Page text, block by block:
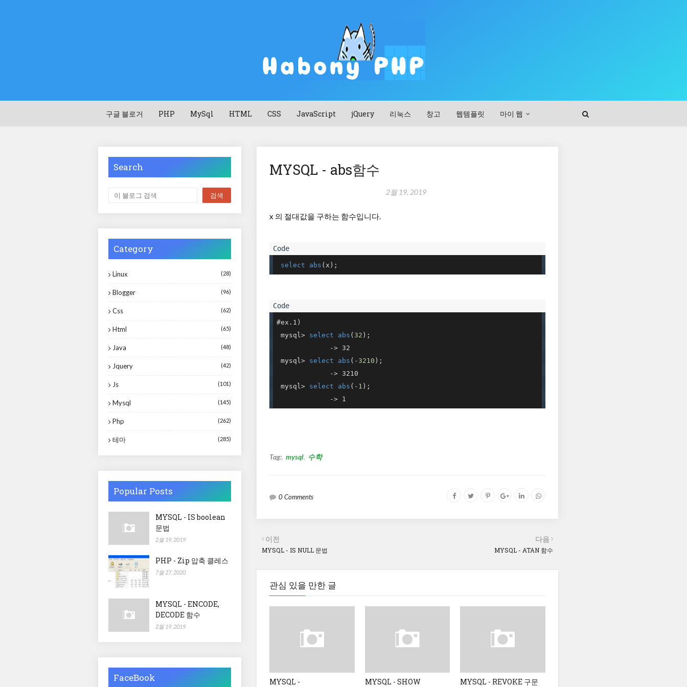
구글 블로거 PHP MySql HTML CSS JavaScript jQuery 리눅스 창고 웹템플릿 마이 웹
MYSQL - abs함수
2월 19, 2019
x 의 절대값을 구하는 함수입니다.
select abs (x);
#ex.1)
mysql> select abs ( 32 );
             -> 32
mysql> select abs ( -3210 );
             -> 3210
mysql> select abs ( -1 );
             -> 1
Tag: mysql 수학
0 Comments
다음
MYSQL - ATAN 함수
이전
MYSQL - IS NULL 문법
관심 있을 만한 글
MYSQL -
MYSQL - SHOW
MYSQL - REVOKE 구문
Search
Category
Linux (28)
Blogger (96)
Css (62)
Html (65)
Java (48)
Jquery (42)
Js (101)
Mysql (145)
Php (262)
테마 (285)
Popular Posts
MYSQL - IS boolean
문법
2월 19, 2019
PHP - Zip 압축 클레스
7월 27, 2020
MYSQL - ENCODE,
DECODE 함수
2월 19, 2019
FaceBook